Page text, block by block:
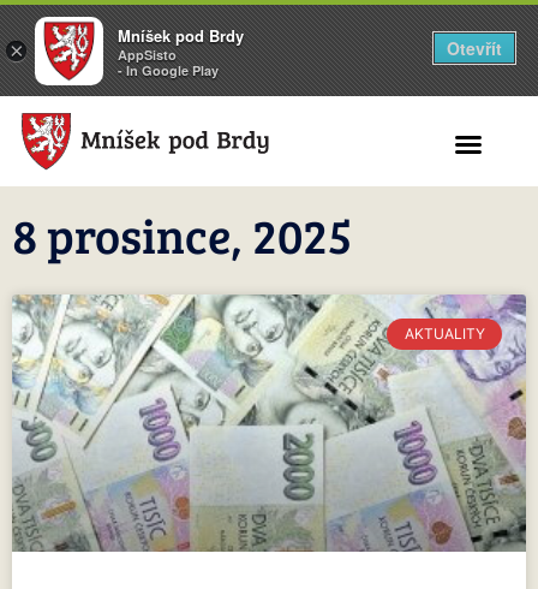
8 prosince, 2025
AKTUALITY
×
Mníšek pod Brdy
AppSisto
- In Google Play
Otevřít